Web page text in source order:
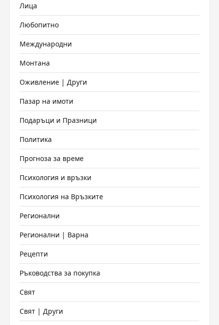
Лица
Любопитно
Международни
Монтана
Оживление | Други
Пазар на имоти
Подаръци и Празници
Политика
Прогноза за време
Психология и връзки
Психология на Връзките
Регионални
Регионални | Варна
Рецепти
Ръководства за покупка
Свят
Свят | Други